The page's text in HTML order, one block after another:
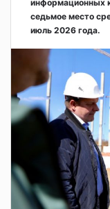
информационных
седьмое место
июль 2026 года.